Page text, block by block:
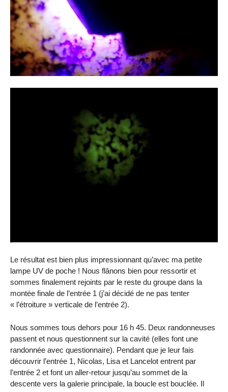
Le résultat est bien plus impressionnant qu’avec ma petite
lampe UV de poche ! Nous flânons bien pour ressortir et
sommes finalement rejoints par le reste du groupe dans la
montée finale de l’entrée 1 (j’ai décidé de ne pas tenter
« l’étroiture » verticale de l’entrée 2).
Nous sommes tous dehors pour 16 h 45. Deux randonneuses
passent et nous questionnent sur la cavité (elles font une
randonnée avec questionnaire). Pendant que je leur fais
découvrir l’entrée 1, Nicolas, Lisa et Lancelot entrent par
l’entrée 2 et font un aller-retour jusqu’au sommet de la
descente vers la galerie principale, la boucle est bouclée. Il